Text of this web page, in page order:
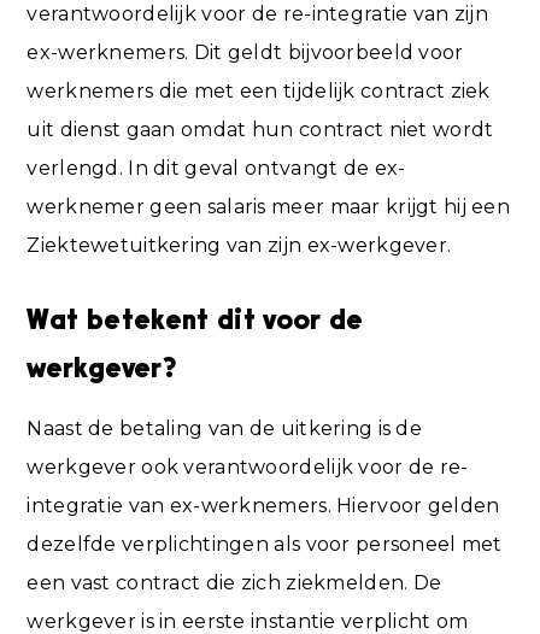
verantwoordelijk voor de re-integratie van zijn
ex-werknemers. Dit geldt bijvoorbeeld voor
werknemers die met een tijdelijk contract ziek
uit dienst gaan omdat hun contract niet wordt
verlengd. In dit geval ontvangt de ex-
werknemer geen salaris meer maar krijgt hij een
Ziektewetuitkering van zijn ex-werkgever.
Wat betekent dit voor de
werkgever?
Naast de betaling van de uitkering is de
werkgever ook verantwoordelijk voor de re-
integratie van ex-werknemers. Hiervoor gelden
dezelfde verplichtingen als voor personeel met
een vast contract die zich ziekmelden. De
werkgever is in eerste instantie verplicht om